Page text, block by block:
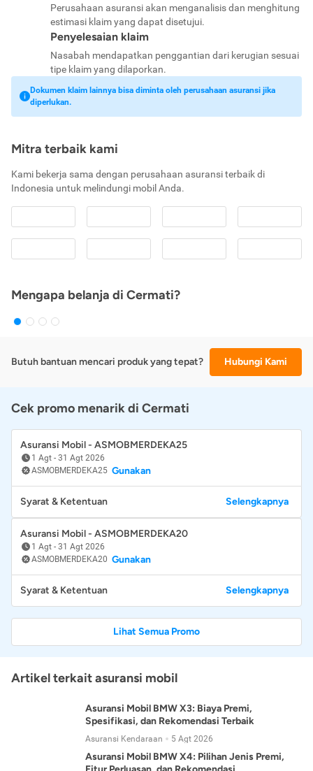
Perusahaan asuransi akan menganalisis dan menghitung
estimasi klaim yang dapat disetujui.
Penyelesaian klaim
Nasabah mendapatkan penggantian dari kerugian sesuai
tipe klaim yang dilaporkan.
Dokumen klaim lainnya bisa diminta oleh perusahaan asuransi jika
diperlukan.
Mitra terbaik kami
Kami bekerja sama dengan perusahaan asuransi terbaik di
Indonesia untuk melindungi mobil Anda.
Mengapa belanja di Cermati?
Butuh bantuan mencari produk yang tepat? Hubungi Kami
Cek promo menarik di Cermati
Asuransi Mobil - ASMOBMERDEKA25
1 Agt - 31 Agt 2026
ASMOBMERDEKA25 Gunakan
Syarat & Ketentuan Selengkapnya
Asuransi Mobil - ASMOBMERDEKA20
1 Agt - 31 Agt 2026
ASMOBMERDEKA20 Gunakan
Syarat & Ketentuan Selengkapnya
Lihat Semua Promo
Artikel terkait asuransi mobil
Asuransi Mobil BMW X3: Biaya Premi,
Spesifikasi, dan Rekomendasi Terbaik
Asuransi Kendaraan 5 Agt 2026
Asuransi Mobil BMW X4: Pilihan Jenis Premi,